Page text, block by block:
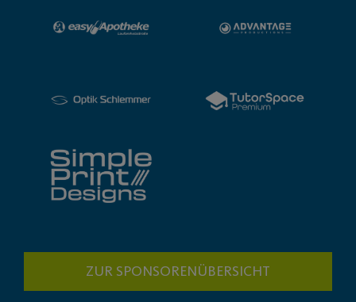
ZUR SPONSORENÜBERSICHT